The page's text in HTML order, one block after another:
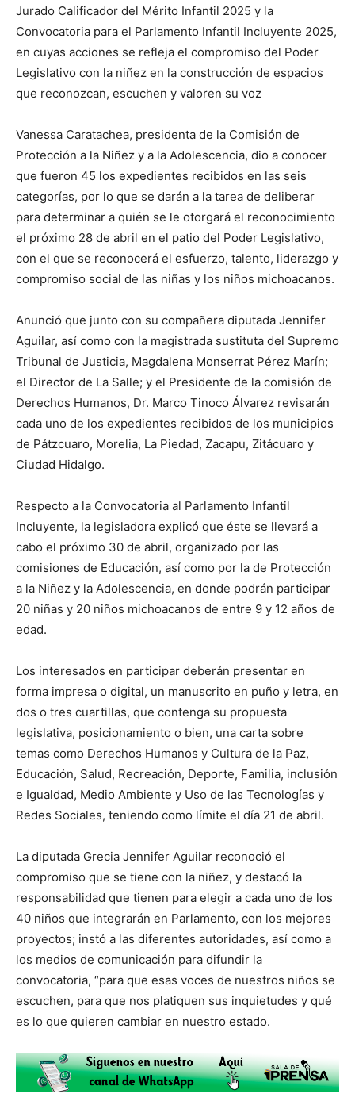
Jurado Calificador del Mérito Infantil 2025 y la
Convocatoria para el Parlamento Infantil Incluyente 2025,
en cuyas acciones se refleja el compromiso del Poder
Legislativo con la niñez en la construcción de espacios
que reconozcan, escuchen y valoren su voz
Vanessa Caratachea, presidenta de la Comisión de
Protección a la Niñez y a la Adolescencia, dio a conocer
que fueron 45 los expedientes recibidos en las seis
categorías, por lo que se darán a la tarea de deliberar
para determinar a quién se le otorgará el reconocimiento
el próximo 28 de abril en el patio del Poder Legislativo,
con el que se reconocerá el esfuerzo, talento, liderazgo y
compromiso social de las niñas y los niños michoacanos.
Anunció que junto con su compañera diputada Jennifer
Aguilar, así como con la magistrada sustituta del Supremo
Tribunal de Justicia, Magdalena Monserrat Pérez Marín;
el Director de La Salle; y el Presidente de la comisión de
Derechos Humanos, Dr. Marco Tinoco Álvarez revisarán
cada uno de los expedientes recibidos de los municipios
de Pátzcuaro, Morelia, La Piedad, Zacapu, Zitácuaro y
Ciudad Hidalgo.
Respecto a la Convocatoria al Parlamento Infantil
Incluyente, la legisladora explicó que éste se llevará a
cabo el próximo 30 de abril, organizado por las
comisiones de Educación, así como por la de Protección
a la Niñez y la Adolescencia, en donde podrán participar
20 niñas y 20 niños michoacanos de entre 9 y 12 años de
edad.
Los interesados en participar deberán presentar en
forma impresa o digital, un manuscrito en puño y letra, en
dos o tres cuartillas, que contenga su propuesta
legislativa, posicionamiento o bien, una carta sobre
temas como Derechos Humanos y Cultura de la Paz,
Educación, Salud, Recreación, Deporte, Familia, inclusión
e Igualdad, Medio Ambiente y Uso de las Tecnologías y
Redes Sociales, teniendo como límite el día 21 de abril.
La diputada Grecia Jennifer Aguilar reconoció el
compromiso que se tiene con la niñez, y destacó la
responsabilidad que tienen para elegir a cada uno de los
40 niños que integrarán en Parlamento, con los mejores
proyectos; instó a las diferentes autoridades, así como a
los medios de comunicación para difundir la
convocatoria, “para que esas voces de nuestros niños se
escuchen, para que nos platiquen sus inquietudes y qué
es lo que quieren cambiar en nuestro estado.